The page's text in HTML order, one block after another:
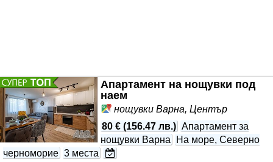
Апартамент на нощувки под
наем
нощувки Варна, Център
80 € (156.47 лв.) Апартамент за
нощувки Варна
На море, Северно
черноморие 3 места